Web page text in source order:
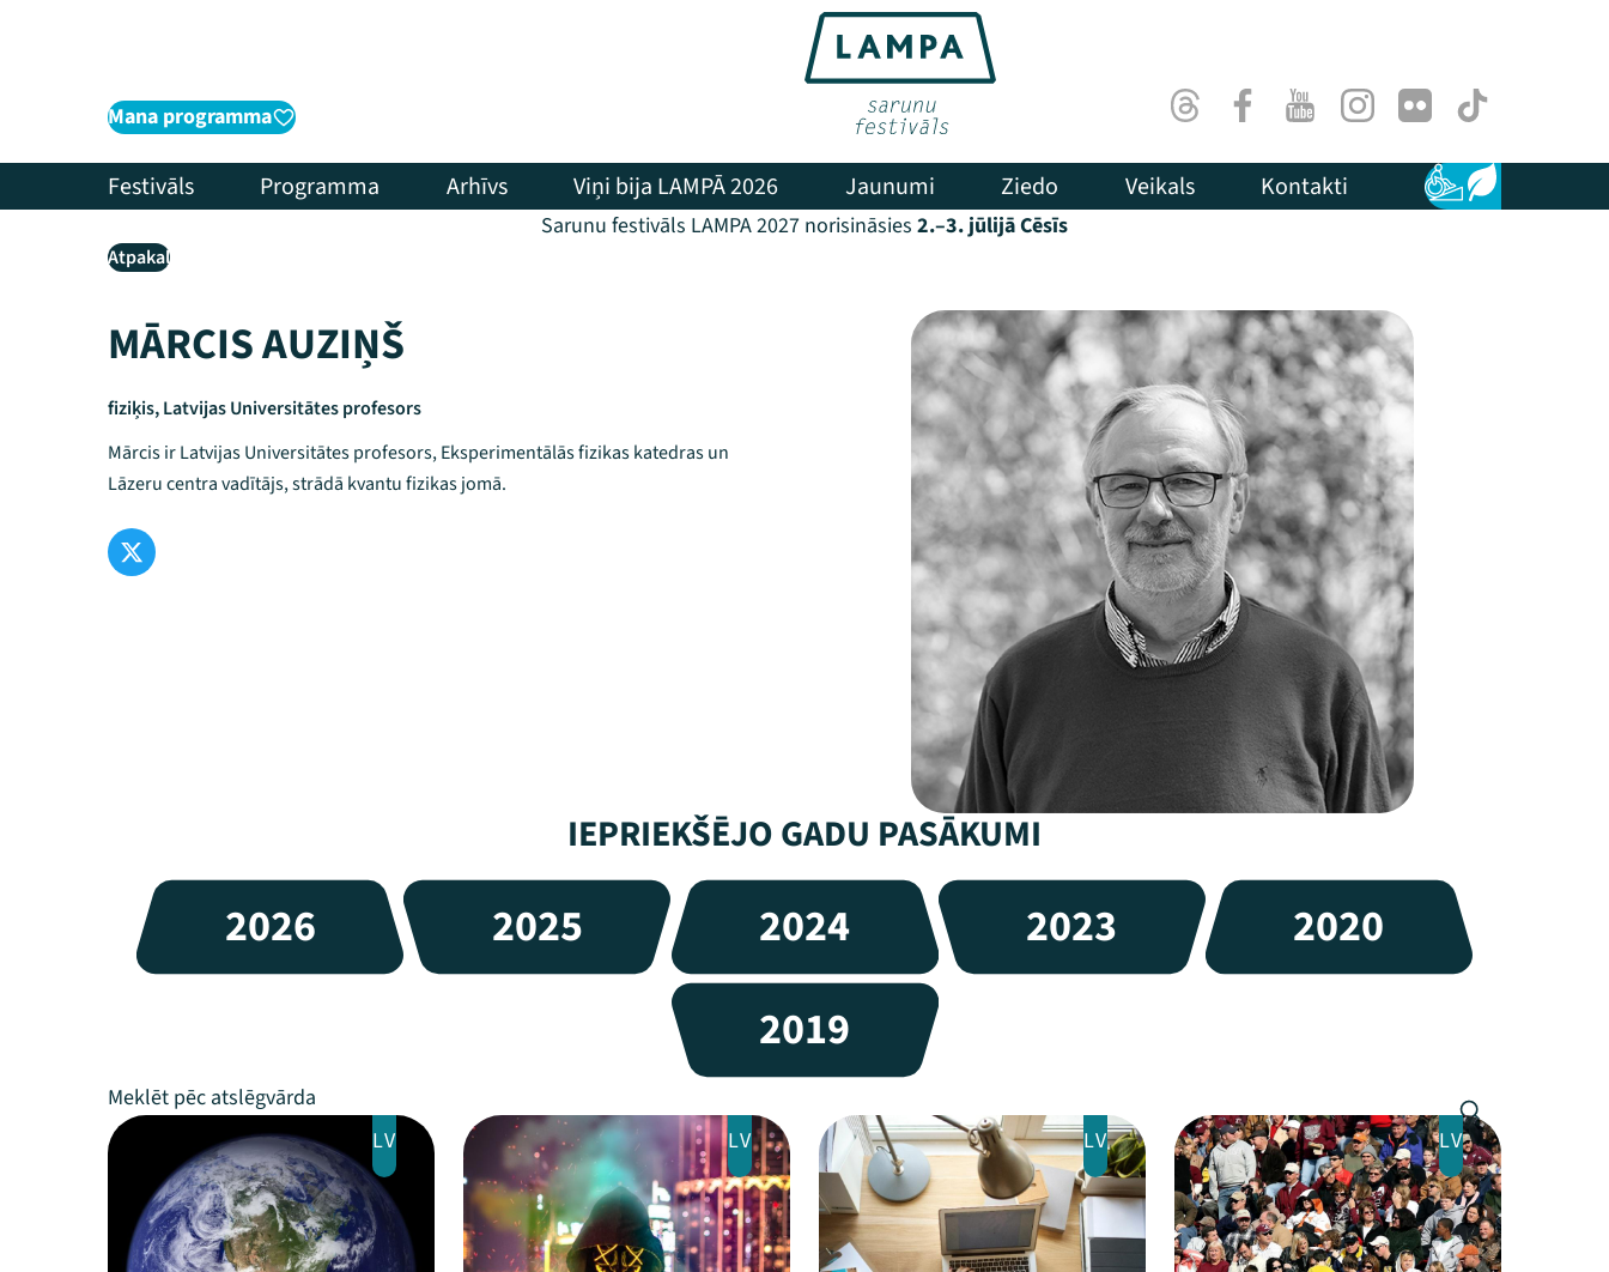
Mana programma ThreadsFacebookYoutubeInstagram
Flick TikTok
Festivāls Programma Arhīvs Viņi bija LAMPĀ 2026 Jaunumi Ziedo Veikals Kontakti Pieejamība
Ilgtspēja
Sarunu festivāls LAMPA 2027 norisināsies 2.–3. jūlijā Cēsīs
Atpakaļ
MĀRCIS AUZIŅŠ
fiziķis, Latvijas Universitātes profesors
Mārcis ir Latvijas Universitātes profesors, Eksperimentālās fizikas katedras un
Lāzeru centra vadītājs, strādā kvantu fizikas jomā.
IEPRIEKŠĒJO GADU PASĀKUMI
2026 2025 2024 2023
2020
2019
LV LV LV LV